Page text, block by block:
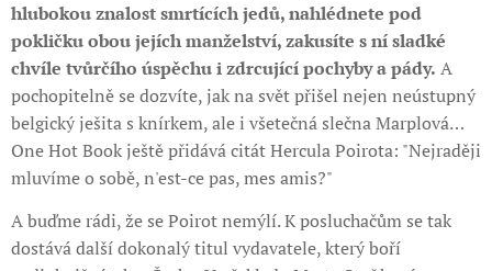
hlubokou znalost smrtících jedů, nahlédnete pod
pokličku obou jejích manželství, zakusíte s ní sladké
chvíle tvůrčího úspěchu i zdrcující pochyby a pády. A
pochopitelně se dozvíte, jak na svět přišel nejen neústupný
belgický ješita s knírkem, ale i všetečná slečna Marplová…
One Hot Book ještě přidává citát Hercula Poirota: "Nejraději
mluvíme o sobě, n'est-ce pas, mes amis?"
A buďme rádi, že se Poirot nemýlí. K posluchačům se tak
dostává další dokonalý titul vydavatele, který boří